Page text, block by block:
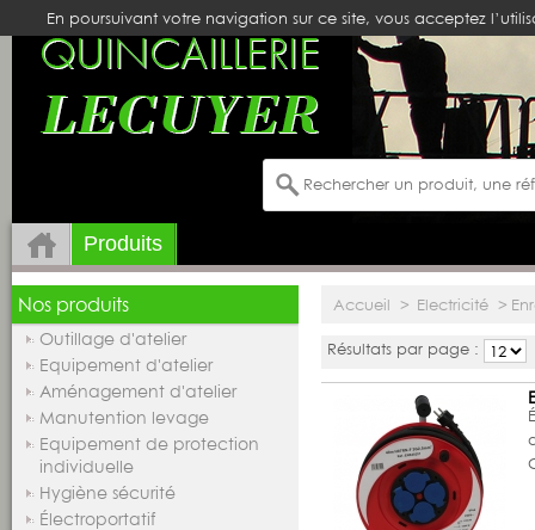
En poursuivant votre navigation sur ce site, vous acceptez
Produits
Accueil > Electricité >
Résultats par page :
Nos produits
Outillage d'atelier
Equipement d'atelier
Aménagement d'atelier
Manutention levage
Equipement de protection
individuelle
Hygiène sécurité
Électroportatif